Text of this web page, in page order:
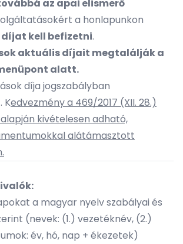
az apai elismerő
a honlapunkon
díjat kell befizetni.
aktuális díjait megtalálják a
alatt.
díja jogszabályban
Kedvezmény a 469/2017 (XII. 28.)
kivételesen adható,
alátámasztott
a magyar nyelv szabályai és
(nevek: (1.) vezetéknév, (2.)
év, hó, nap + ékezetek)